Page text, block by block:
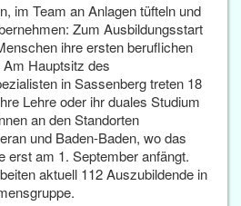
im Team an Anlagen tüfteln und
Zum Ausbildungsstart
ihre ersten beruflichen
Hauptsitz des
in Sassenberg treten 18
Lehre oder ihr duales Studium
an den Standorten
und Baden-Baden, wo das
erst am 1. September anfängt.
aktuell 112 Auszubildende in